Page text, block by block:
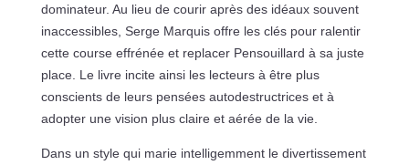
dominateur. Au lieu de courir après des idéaux souvent
inaccessibles, Serge Marquis offre les clés pour ralentir
cette course effrénée et replacer Pensouillard à sa juste
place. Le livre incite ainsi les lecteurs à être plus
conscients de leurs pensées autodestructrices et à
adopter une vision plus claire et aérée de la vie.
Dans un style qui marie intelligemment le divertissement